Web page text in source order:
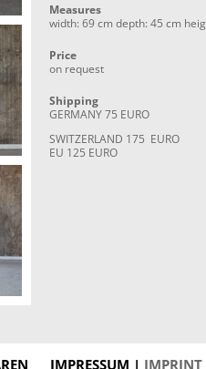
Measures
width: 69 cm depth: 45 cm
Price
on request
Shipping
GERMANY 75 EURO
SWITZERLAND 175 EURO
EU 125 EURO
IMPRESSUM | IMPRINT